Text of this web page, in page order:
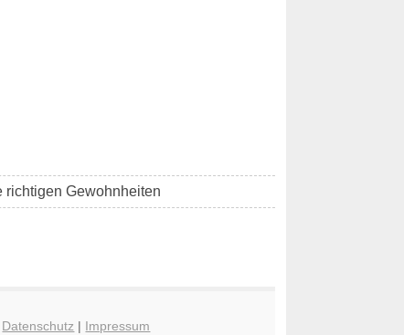
Gewohnheiten
Datenschutz | Impressum